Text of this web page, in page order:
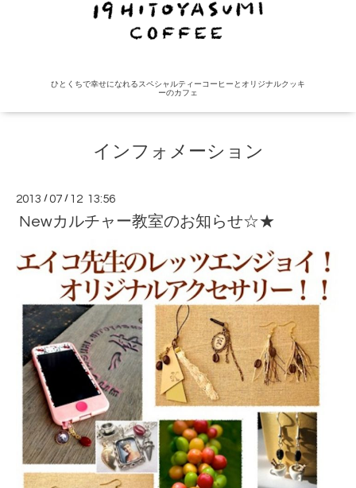
ひとくちで幸せになれるスペシャルティーコーヒーとオリジナルクッキ
ーのカフェ
インフォメーション
2013 /07 / 12 13:56
Newカルチャー教室のお知らせ☆★